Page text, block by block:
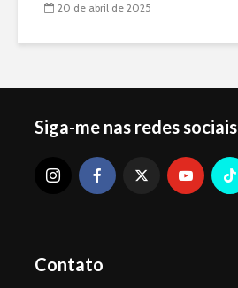
20 de abril de 2025
Siga-me nas redes sociais
Contato